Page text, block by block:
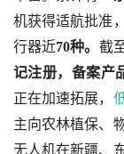
机获得适航批准
行器近70种。 截
记注册，备案产
正在加速拓展，
主向农林植保、
无人机在新疆、